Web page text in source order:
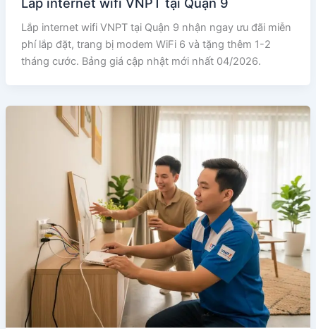
Lắp internet wifi VNPT tại Quận 9 nhận ngay ưu đãi miễn
phí lắp đặt, trang bị modem WiFi 6 và tặng thêm 1-2
tháng cước. Bảng giá cập nhật mới nhất 04/2026.